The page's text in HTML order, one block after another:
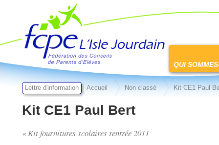
FCPE L'isle jourdain
au
contenu
QUI
Lettre d'information Accueil Non classé Kit CE1 Paul
Kit CE1 Paul Bert
« Kit fournitures scolaires rentrée 2011